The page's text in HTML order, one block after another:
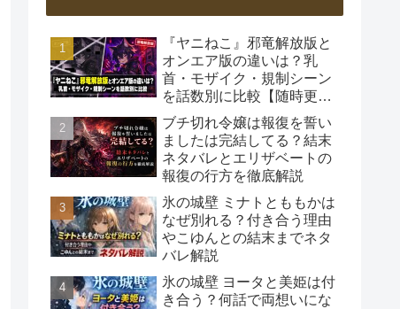
『ヤニねこ』邪竜解放版と
オンエア版の違いは？乳
首・モザイク・規制シーン
を話数別に比較【随時更
新】
ブチ切れ令嬢は報復を誓い
ましたは完結してる？結末
ネタバレとエリザベートの
報復の行方を徹底解説
氷の城壁 ミナトとももかは
なぜ別れる？付き合う理由
やこゆんとの結末までネタ
バレ解説
氷の城壁 ヨータと美姫は付
き合う？何話で両想いにな